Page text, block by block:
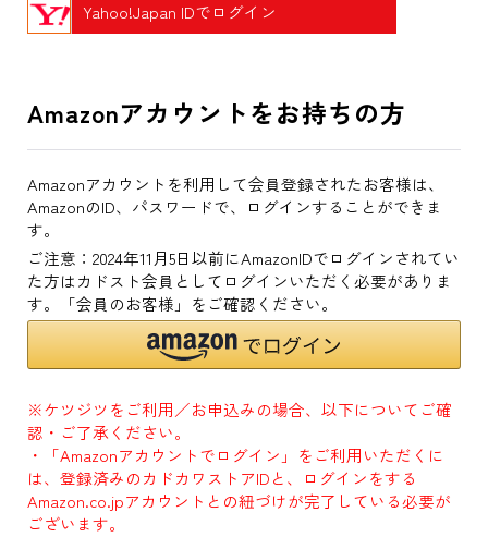
Yahoo!Japan IDでログイン
Amazonアカウントをお持ちの方
Amazonアカウントを利用して会員登録されたお客様は、
AmazonのID、パスワードで、ログインすることができま
す。
ご注意：2024年11月5日以前にAmazonIDでログインされてい
た方はカドスト会員としてログインいただく必要がありま
す。「会員のお客様」をご確認ください。
※ケツジツをご利用／お申込みの場合、以下についてご確
認・ご了承ください。
・「Amazonアカウントでログイン」をご利用いただくに
は、登録済みのカドカワストアIDと、ログインをする
Amazon.co.jpアカウントとの紐づけが完了している必要が
ございます。